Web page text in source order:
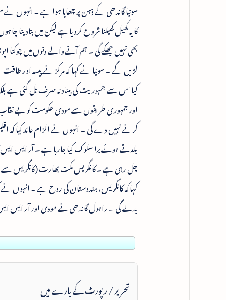
سونیا گاندھی کے ذہن پر چھایا ہوا ہے ۔ انہوں
کا یہ کھیل کھیلنا شرو ع کردیا ہے لیکن میں بتادینا
بھی نہیں جھکے گی ۔ ہم آنے والے دنوں میں
لڑیں گے ۔ سونیا نے کہا کہ مرکز نے پیسہ اور
کیا اس سے جمہوریت کی بیناد نہ صرف ہل گئی ہے
اور جمہوری طریقوں سے مودی حکومت کو بے نقاب
کرنے نہیں دے گی ۔ انہوں نے الزام عائد کیا کہ
بلدتے ہوئے برا سلوک کیا جارہا ہے ۔ آر ایس
چل رہی ہے ۔ کانگریس مکت بھارت (کانگریس سے
کہا کہ کانگریس، ہندوستان کی روح ہے ۔ انہوں نے
بدلے گی ۔ راہول گاندھی نے مودی اور آر ایس
تحریر / رپورٹ کے بارے میں